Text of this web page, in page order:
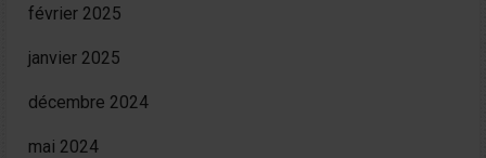
février 2025
janvier 2025
décembre 2024
mai 2024